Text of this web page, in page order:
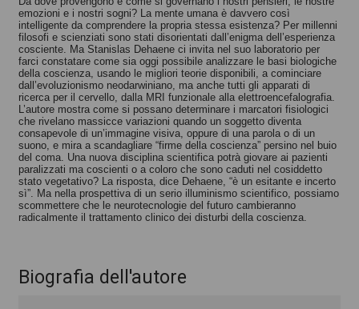
emozioni e i nostri sogni? La mente umana è davvero così
intelligente da comprendere la propria stessa esistenza? Per millenni
filosofi e scienziati sono stati disorientati dall’enigma dell’esperienza
cosciente. Ma Stanislas Dehaene ci invita nel suo laboratorio per
farci constatare come sia oggi possibile analizzare le basi biologiche
della coscienza, usando le migliori teorie disponibili, a cominciare
dall’evoluzionismo neodarwiniano, ma anche tutti gli apparati di
ricerca per il cervello, dalla MRI funzionale alla elettroencefalografia.
L’autore mostra come si possano determinare i marcatori fisiologici
che rivelano massicce variazioni quando un soggetto diventa
consapevole di un’immagine visiva, oppure di una parola o di un
suono, e mira a scandagliare “firme della coscienza” persino nel buio
del coma. Una nuova disciplina scientifica potrà giovare ai pazienti
paralizzati ma coscienti o a coloro che sono caduti nel cosiddetto
stato vegetativo? La risposta, dice Dehaene, “è un esitante e incerto
sì”. Ma nella prospettiva di un serio illuminismo scientifico, possiamo
scommettere che le neurotecnologie del futuro cambieranno
radicalmente il trattamento clinico dei disturbi della coscienza.
Biografia dell'autore